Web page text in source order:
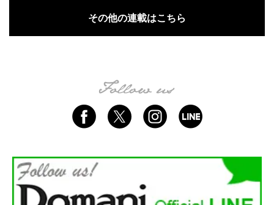
その他の連載はこちら